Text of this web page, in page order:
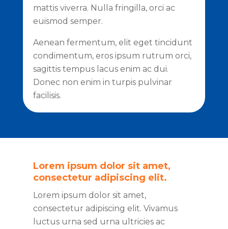
mattis viverra. Nulla fringilla, orci ac
euismod semper.
Aenean fermentum, elit eget tincidunt
condimentum, eros ipsum rutrum orci,
sagittis tempus lacus enim ac dui.
Donec non enim in turpis pulvinar
facilisis.
Lorem ipsum dolor sit amet,
consectetur adipiscing elit.
Lorem ipsum dolor sit amet,
consectetur adipiscing elit. Vivamus
luctus urna sed urna ultricies ac